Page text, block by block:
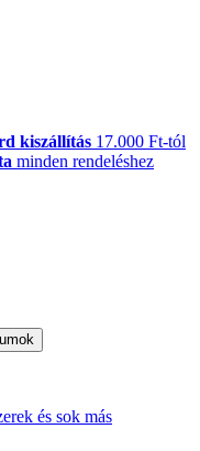
kiszállítás 17.000 Ft-tól
minden rendeléshez
és sok más